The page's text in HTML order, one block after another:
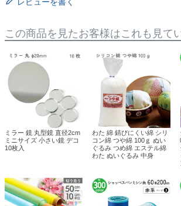
この商品を見たお客様はこれも見て
ミラー 鏡 丸型鏡 直径2cm
ミニサイズ 小さい鏡 デコ
10枚入
わた 綿 錆びにくい綿 シリ
コン綿 つや綿 100ｇ ぬい
ぐるみ つめ綿 エステル綿
わた ぬいぐるみ 中身